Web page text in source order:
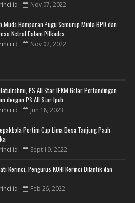
Nov 07, 2022
Muda Hamparan Pugu Semurup Minta BPD dan
Netral Dalam Pilkades
Nov 02, 2022
PS All Star IPKM Gelar Pertandingan
dengan PS All Star Ipuh
Jun 18, 2023
Portim Cup Lima Desa Tanjung Pauh
Sept 19, 2022
Kerinci, Pengurus KONI Kerinci Dilantik dan
Feb 26, 2022